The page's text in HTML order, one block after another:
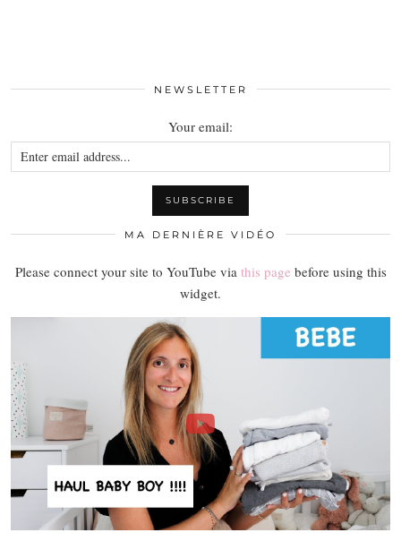
NEWSLETTER
Your email:
MA DERNIÈRE VIDÉO
Please connect your site to YouTube via this page before using this
widget.